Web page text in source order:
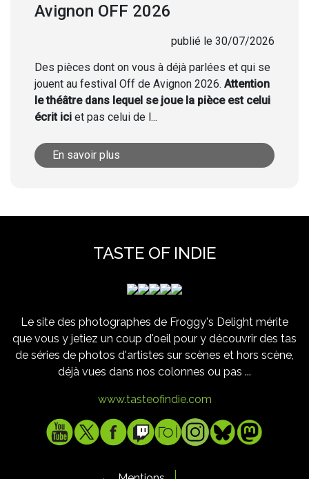
Avignon OFF 2026
publié le 30/07/2026
Des pièces dont on vous à déjà parlées et qui se
jouent au festival Off de Avignon 2026. Attention
le théâtre dans lequel se joue la pièce est celui
écrit ici et pas celui de l...
En savoir plus
TASTE OF INDIE
Le site des photographes de Froggy's Delight mérite
que vous y jetiez un coup d'oeil pour y découvrir des tas
de séries de photos d'artistes sur scènes et hors scène,
déjà vues dans nos colonnes ou pas ...
www.tasteofindie.com